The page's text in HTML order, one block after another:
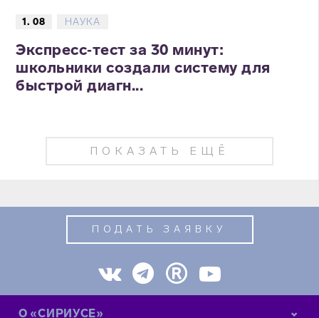
1. 08 НАУКА
Экспресс‑тест за 30 минут:
школьники создали систему для
быстрой диагн...
ПОКАЗАТЬ ЕЩЁ
ПОДАТЬ ЗАЯВКУ
О «СИРИУСЕ»